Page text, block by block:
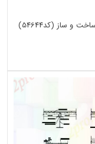
و ساز (کد54644)